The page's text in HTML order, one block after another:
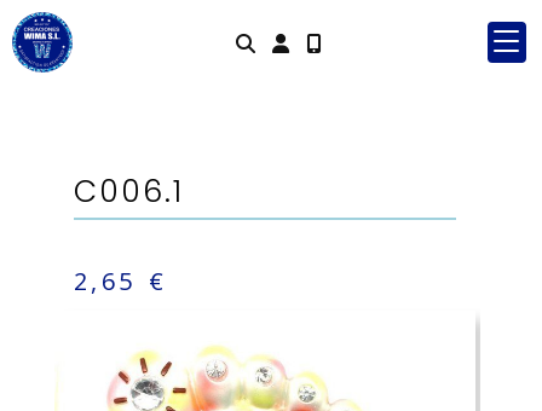
Identifícate
C006.1
2,65 €